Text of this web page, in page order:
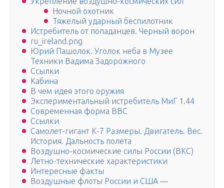
Ночной охотник
Тяжелый ударный беспилотник
Истребитель от попаданцев. Черный ворон
ru_ireland.png
Юрий Пашолок. Уголок неба в Музее
Техники Вадима Задорожного
Ссылки
Кабина
В чем идея этого оружия
Экспериментальный истребитель МиГ 1.44
Современная форма ВВС
Ссылки
Самолет-гигант К-7 Размеры. Двигатель. Вес.
История. Дальность полета
Воздушно-космические силы России (ВКС)
Летно-технические характеристики
Интересные факты
Воздушные флоты России и США —